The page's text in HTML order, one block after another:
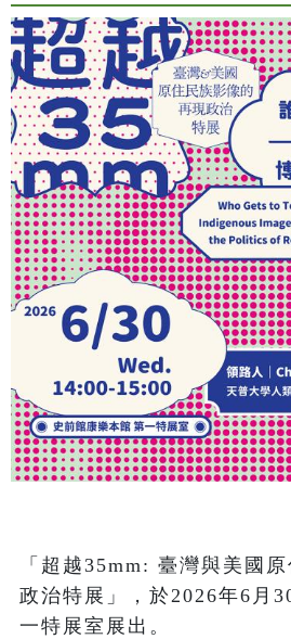
「超越35mm: 臺灣與美國
政治特展」，於2026年6月
一特展室展出。